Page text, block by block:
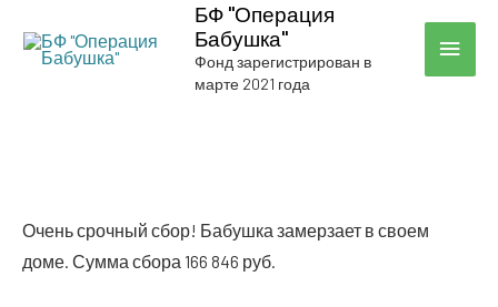
БФ "Операция
Бабушка"
Фонд зарегистрирован в
марте 2021 года
Очень сроч­ный сбор! Бабуш­ка замер­за­ет в сво­ем
доме. Сум­ма сбо­ра 166 846 руб.